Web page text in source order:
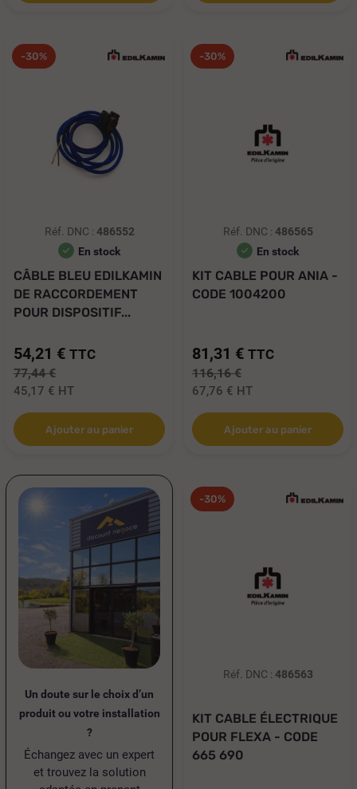
-30%
Réf. DNC : 486552
En stock
CÂBLE BLEU EDILKAMIN
DE RACCORDEMENT
POUR DISPOSITIF...
54,21 € TTC
77,44 €
45,17 € HT
Ajouter au panier
-30%
Réf. DNC : 486565
En stock
KIT CABLE POUR ANIA -
CODE 1004200
81,31 € TTC
116,16 €
67,76 € HT
Ajouter au panier
Un doute sur le choix d’un
produit ou votre installation
?
Échangez avec un expert
et trouvez la solution
-30%
Réf. DNC : 486563
KIT CABLE ÉLECTRIQUE
POUR FLEXA - CODE
665 690